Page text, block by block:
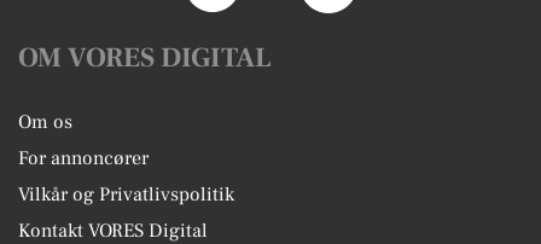
OM VORES DIGITAL
Om os
For annoncører
Vilkår og Privatlivspolitik
Kontakt VORES Digital